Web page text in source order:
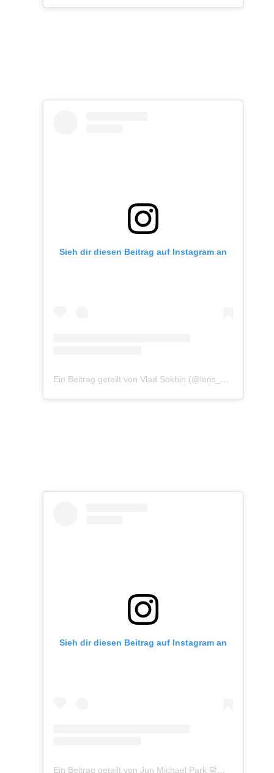
Sieh dir diesen Beitrag auf Instagram an
Ein Beitrag geteilt von Vlad Sokhin (@lens_pacific)
Sieh dir diesen Beitrag auf Instagram an
Ein Beitrag geteilt von Jun Michael Park 박준수